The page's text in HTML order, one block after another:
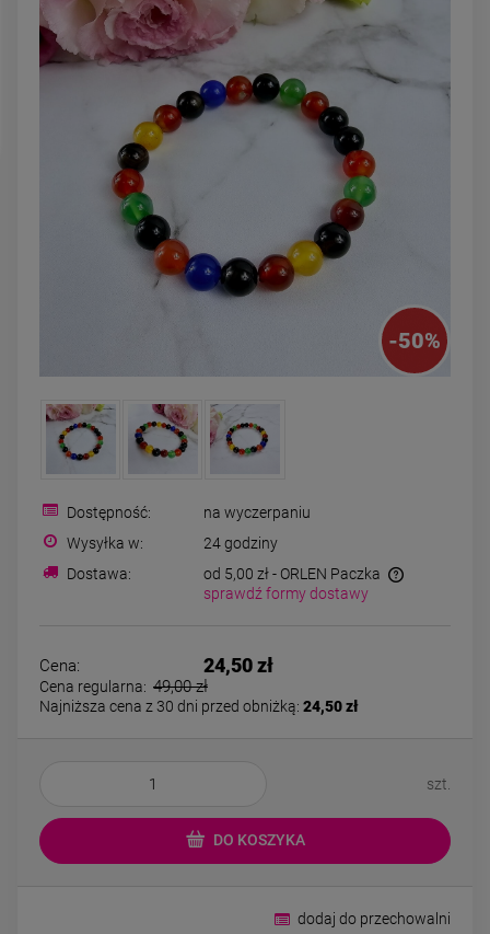
powiadom o
dostępności
Bransoletka srebrna STAL
CHIRURGICZNA
modułowa czarne
koniczyny kryształki
79,00 zł
-50%
Dostępność:
na wyczerpaniu
Wysyłka w:
24 godziny
Dostawa:
od 5,00 zł - ORLEN Paczka
sprawdź formy dostawy
Cena: 24,50 zł
Cena regularna: 49,00 zł
Najniższa cena z 30 dni przed obniżką: 24,50 zł
szt.
DO KOSZYKA
dodaj do przechowalni